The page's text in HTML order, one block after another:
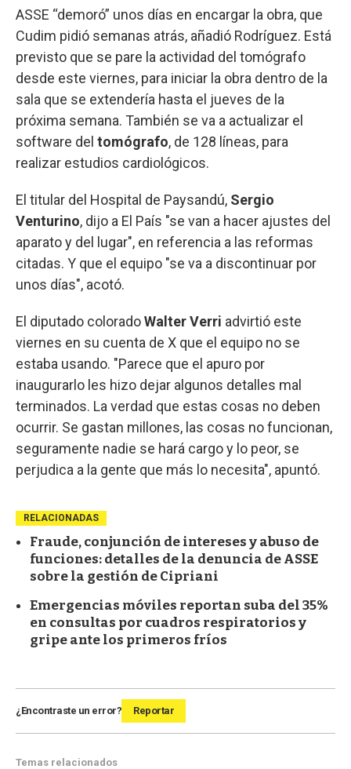
ASSE “demoró” unos días en encargar la obra, que
Cudim pidió semanas atrás, añadió Rodríguez. Está
previsto que se pare la actividad del tomógrafo
desde este viernes, para iniciar la obra dentro de la
sala que se extendería hasta el jueves de la
próxima semana. También se va a actualizar el
software del tomógrafo, de 128 líneas, para
realizar estudios cardiológicos.
El titular del Hospital de Paysandú, Sergio
Venturino, dijo a El País "se van a hacer ajustes del
aparato y del lugar", en referencia a las reformas
citadas. Y que el equipo "se va a discontinuar por
unos días", acotó.
El diputado coloradoWalter Verri advirtió este
viernes en su cuenta de X que el equipo no se
estaba usando. "Parece que el apuro por
inaugurarlo les hizo dejar algunos detalles mal
terminados. La verdad que estas cosas no deben
ocurrir. Se gastan millones, las cosas no funcionan,
seguramente nadie se hará cargo y lo peor, se
perjudica a la gente que más lo necesita", apuntó.
RELACIONADAS
Fraude, conjunción de intereses y abuso de
funciones: detalles de la denuncia de ASSE
sobre la gestión de Cipriani
Emergencias móviles reportan suba del 35%
en consultas por cuadros respiratorios y
gripe ante los primeros fríos
¿Encontraste un error? Reportar
Temas relacionados